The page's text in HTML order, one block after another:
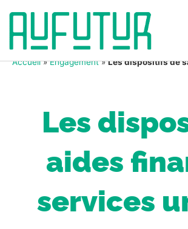
Accueil»Engagement»Les dispositifs de
Les
aides
services